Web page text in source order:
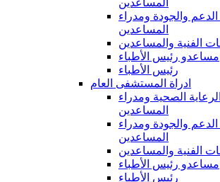
والجودة ومدراء
المساعدين
الفنية والمساعدين
مساعدو رئيس الأطباء
رئيس الأطباء
ادراة المستشفى العام
الصحية ومدراء
المساعدين
والجودة ومدراء
المساعدين
الفنية والمساعدين
مساعدو رئيس الأطباء
رئيس الأطباء